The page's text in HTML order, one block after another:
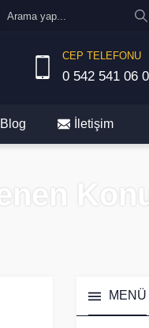
CEP TELEFONU
0 542 541 06
Blog İletişim
MENÜ